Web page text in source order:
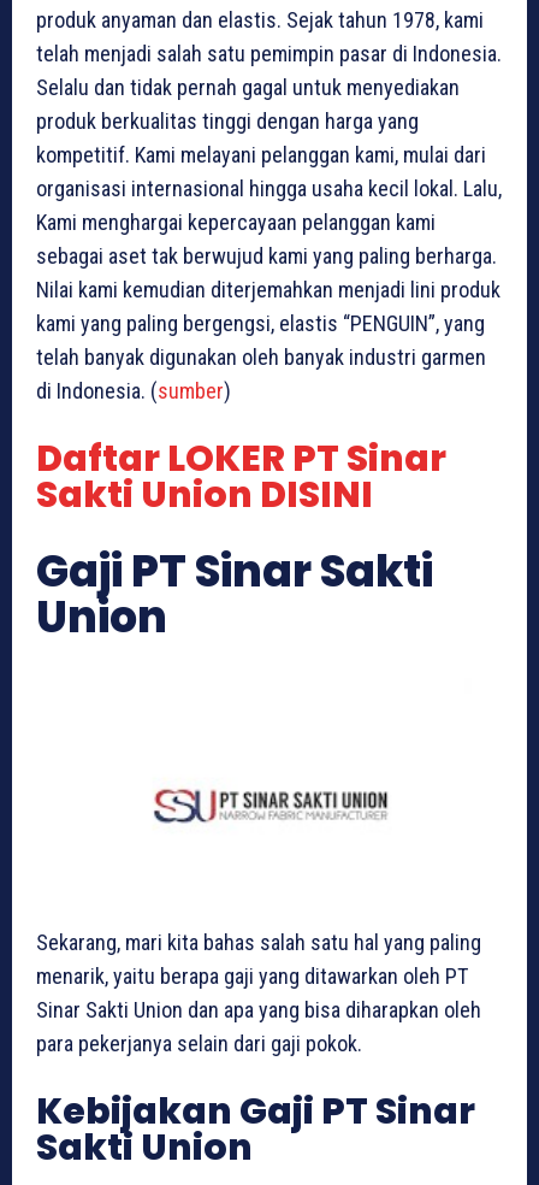
produk anyaman dan elastis. Sejak tahun 1978, kami
telah menjadi salah satu pemimpin pasar di Indonesia.
Selalu dan tidak pernah gagal untuk menyediakan
produk berkualitas tinggi dengan harga yang
kompetitif. Kami melayani pelanggan kami, mulai dari
organisasi internasional hingga usaha kecil lokal. Lalu,
Kami menghargai kepercayaan pelanggan kami
sebagai aset tak berwujud kami yang paling berharga.
Nilai kami kemudian diterjemahkan menjadi lini produk
kami yang paling bergengsi, elastis “PENGUIN”, yang
telah banyak digunakan oleh banyak industri garmen
di Indonesia. (sumber)
Daftar LOKER PT Sinar
Sakti Union DISINI
Gaji PT Sinar Sakti
Union
Sekarang, mari kita bahas salah satu hal yang paling
menarik, yaitu berapa gaji yang ditawarkan oleh PT
Sinar Sakti Union dan apa yang bisa diharapkan oleh
para pekerjanya selain dari gaji pokok.
Kebijakan Gaji PT Sinar
Sakti Union